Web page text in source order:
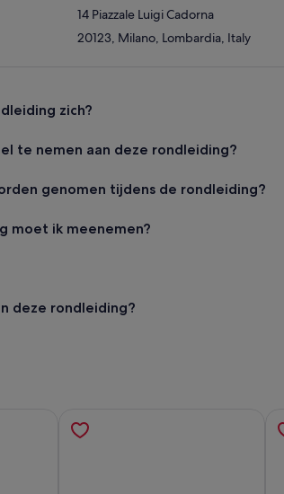
14 Piazzale Luigi Cadorna
20123, Milano, Lombardia, Italy
zich?
te nemen aan deze rondleiding?
genomen tijdens de rondleiding?
moet ik meenemen?
deze rondleiding?